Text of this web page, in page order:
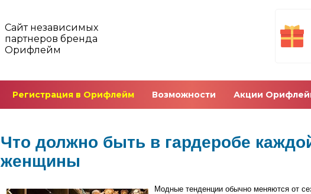
Сайт независимых
партнеров бренда
Орифлейм
Регистрация в Орифлейм Возможности Акции
Что должно быть в гардеробе
женщины
Модные тенденции обычно меняются от